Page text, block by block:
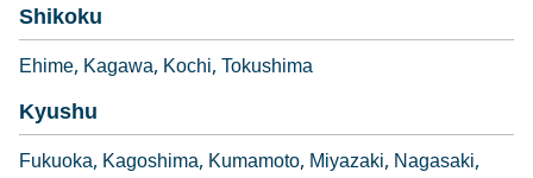
Shikoku
Ehime Kagawa Kochi Tokushima
Kyushu
Fukuoka Kagoshima Kumamoto Miyazaki Nagasaki